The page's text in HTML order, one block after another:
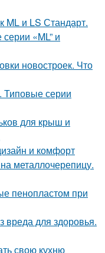
ML и LS Стандарт.
«ML” и
новостроек. Что
серии
для крыш и
и комфорт
металлочерепицу.
пенопластом при
вреда для здоровья.
свою кухню